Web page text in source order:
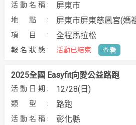
屏東市
屏東市屏東慈鳳宮(媽
全程馬拉松
活動已結束 查看
12/28(日)
路跑
彰化縣
2025全國 Easyfit向愛公益路跑